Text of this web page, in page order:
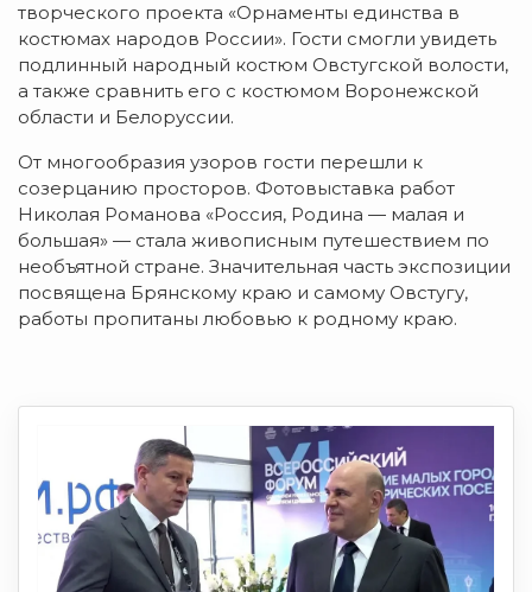
творческого проекта «Орнаменты единства в
костюмах народов России». Гости смогли увидеть
подлинный народный костюм Овстугской волости,
а также сравнить его с костюмом Воронежской
области и Белоруссии.
От многообразия узоров гости перешли к
созерцанию просторов. Фотовыставка работ
Николая Романова «Россия, Родина — малая и
большая» — стала живописным путешествием по
необъятной стране. Значительная часть экспозиции
посвящена Брянскому краю и самому Овстугу,
работы пропитаны любовью к родному краю.